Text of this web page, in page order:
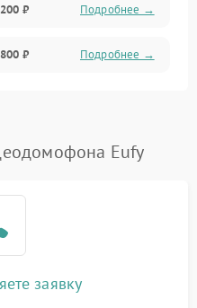
₽ Подробнее →
₽ Подробнее →
Eufy
заявку